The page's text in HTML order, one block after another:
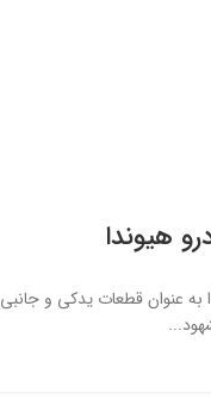
هیوندا
به عنوان قطعات یدکی و جانبی